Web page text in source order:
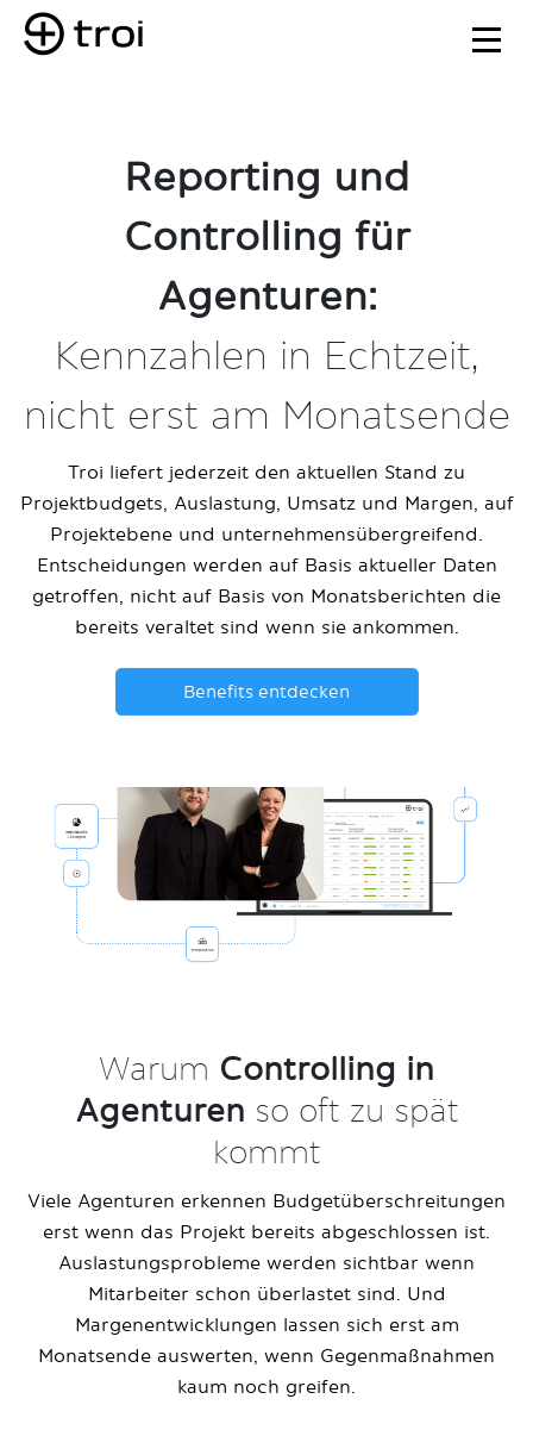
Reporting und
Controlling für
Agenturen:
Kennzahlen in Echtzeit,
nicht erst am Monatsende
Troi liefert jederzeit den aktuellen Stand zu
Projektbudgets, Auslastung, Umsatz und Margen, auf
Projektebene und unternehmensübergreifend.
Entscheidungen werden auf Basis aktueller Daten
getroffen, nicht auf Basis von Monatsberichten die
bereits veraltet sind wenn sie ankommen.
Benefits entdecken
Warum Controlling in
Agenturen so oft zu spät
kommt
Viele Agenturen erkennen Budgetüberschreitungen
erst wenn das Projekt bereits abgeschlossen ist.
Auslastungsprobleme werden sichtbar wenn
Mitarbeiter schon überlastet sind. Und
Margenentwicklungen lassen sich erst am
Monatsende auswerten, wenn Gegenmaßnahmen
kaum noch greifen.